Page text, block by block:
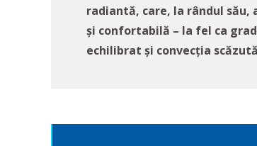
radiantă, care, la rândul
și confortabilă – la fel ca
echilibrat și convecția